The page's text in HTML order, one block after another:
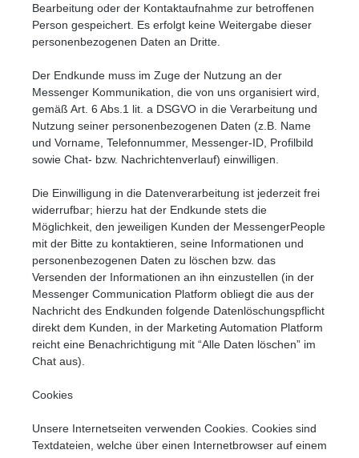
Bearbeitung oder der Kontaktaufnahme zur betroffenen
Person gespeichert. Es erfolgt keine Weitergabe dieser
personenbezogenen Daten an Dritte.
Der Endkunde muss im Zuge der Nutzung an der
Messenger Kommunikation, die von uns organisiert wird,
gemäß Art. 6 Abs.1 lit. a DSGVO in die Verarbeitung und
Nutzung seiner personenbezogenen Daten (z.B. Name
und Vorname, Telefonnummer, Messenger-ID, Profilbild
sowie Chat- bzw. Nachrichtenverlauf) einwilligen.
Die Einwilligung in die Datenverarbeitung ist jederzeit frei
widerrufbar; hierzu hat der Endkunde stets die
Möglichkeit, den jeweiligen Kunden der MessengerPeople
mit der Bitte zu kontaktieren, seine Informationen und
personenbezogenen Daten zu löschen bzw. das
Versenden der Informationen an ihn einzustellen (in der
Messenger Communication Platform obliegt die aus der
Nachricht des Endkunden folgende Datenlöschungspflicht
direkt dem Kunden, in der Marketing Automation Platform
reicht eine Benachrichtigung mit “Alle Daten löschen” im
Chat aus).
Cookies
Unsere Internetseiten verwenden Cookies. Cookies sind
Textdateien, welche über einen Internetbrowser auf einem